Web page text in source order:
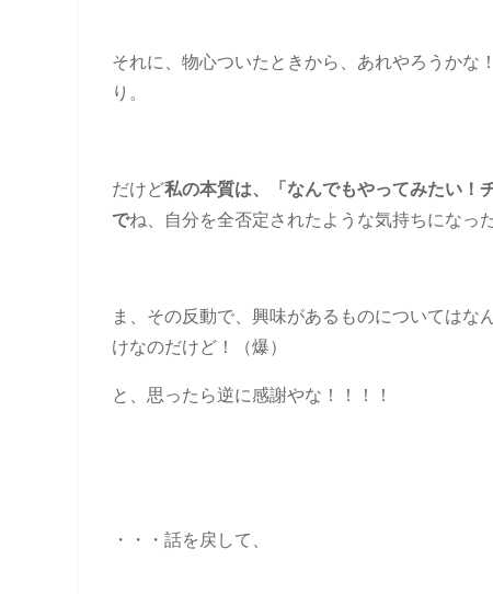
それに、物心ついたときから、あれやろうかな
り。
だけど私の本質は、「なんでもやってみたい！
でね、自分を全否定されたような気持ちになっ
ま、その反動で、興味があるものについてはな
けなのだけど！（爆）
と、思ったら逆に感謝やな！！！！
・・・話を戻して、